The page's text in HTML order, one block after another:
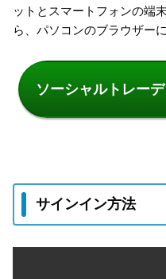
ットとスマートフォンの端
ら、パソコンのブラウザー
ソーシャルトレー
サインイン方法